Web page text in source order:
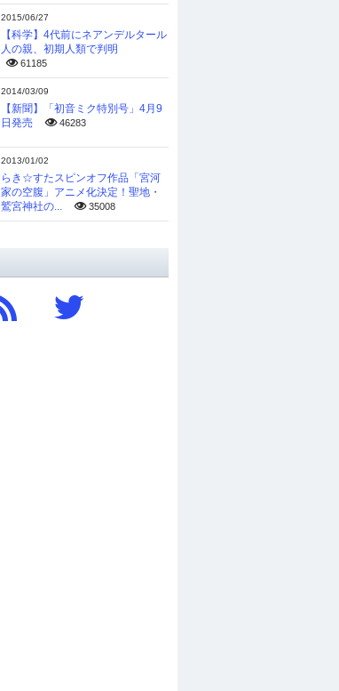
2015/06/27
【科学】4代前にネアンデルタール
人の親、初期人類で判明
61185
2014/03/09
【新聞】「初音ミク特別号」4月9
日発売
46283
2013/01/02
らき☆すたスピンオフ作品「宮河
家の空腹」アニメ化決定！聖地・
鷲宮神社の...
35008